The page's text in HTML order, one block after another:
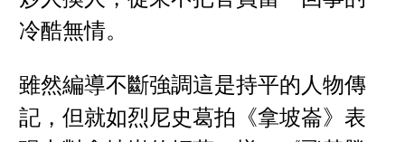
冷酷無情。
雖然編導不斷強調這是持平的人物傳
記，但就如烈尼史葛拍《拿坡崙》表